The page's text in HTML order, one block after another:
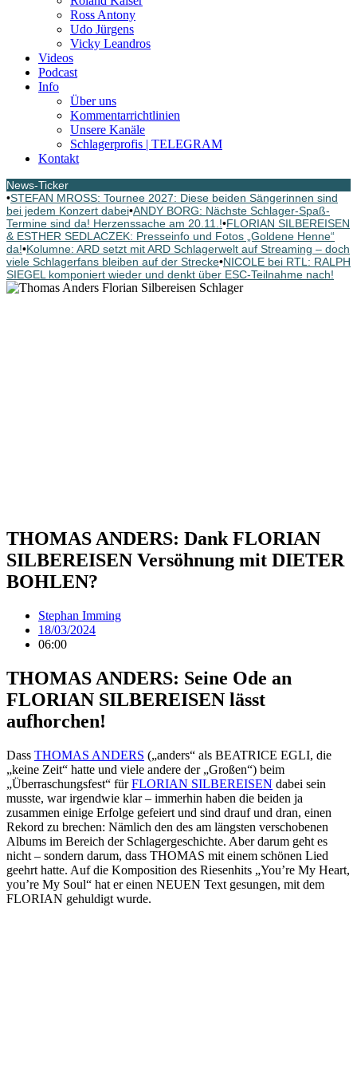
Ross Antony
Udo Jürgens
Vicky Leandros
Videos
Podcast
Info
Über uns
Kommentarrichtlinien
Unsere Kanäle
Schlagerprofis | TELEGRAM
Kontakt
News-Ticker
•STEFAN MROSS: Tournee 2027: Diese beiden Sängerinnen sind
bei jedem Konzert dabei•ANDY BORG: Nächste Schlager-Spaß-
Termine sind da! Herzenssache am 20.11.!•FLORIAN SILBEREISEN
& ESTHER SEDLACZEK: Presseinfo und Fotos „Goldene Henne“
da!•Kolumne: ARD setzt mit ARD Schlagerwelt auf Streaming – doch
viele Schlagerfans bleiben auf der Strecke•NICOLE bei RTL: RALPH
SIEGEL komponiert wieder und denkt über ESC-Teilnahme nach!
THOMAS ANDERS: Dank FLORIAN
SILBEREISEN Versöhnung mit DIETER
BOHLEN?
Stephan Imming
18/03/2024
06:00
THOMAS ANDERS: Seine Ode an
FLORIAN SILBEREISEN lässt
aufhorchen!
Dass THOMAS ANDERS („anders“ als BEATRICE EGLI, die
„keine Zeit“ hatte und viele andere der „Großen“) beim
„Überraschungsfest“ fürFLORIAN SILBEREISEN dabei sein
musste, war irgendwie klar – immerhin haben die beiden ja
zusammen einige Erfolge gefeiert und sind drauf und dran, einen
Rekord zu brechen: Nämlich den des am längsten verschobenen
Albums im Bereich der Schlagergeschichte. Aber darum geht es
nicht – sondern darum, dass THOMAS mit einem schönen Lied
geehrt hatte. Auf die Komposition des Riesenhits „You’re My Heart,
you’re My Soul“ hat er einen NEUEN Text gesungen, mit dem
FLORIAN gehuldigt wurde.